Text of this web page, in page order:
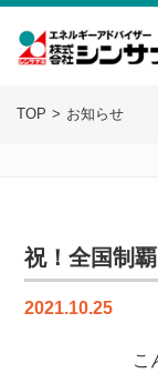
TOP お知らせ
祝！全国制覇
2021.10.25
こ